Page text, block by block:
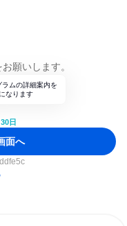
願いします。
ムの詳細案内を
なります
日
面へ